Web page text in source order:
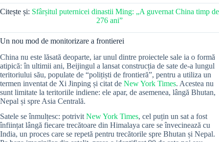
Citește și: Sfârșitul puternicei dinastii Ming: „A guvernat China timp de
276 ani”
Un nou mod de monitorizare a frontierei
China nu este lăsată deoparte, iar unul dintre proiectele sale ia o formă
atipică: în ultimii ani, Beijingul a lansat construcția de sate de-a lungul
teritoriului său, populate de “polițiști de frontieră”, pentru a utiliza un
termen inventat de Xi Jinping și citat de New York Times. Acestea nu
sunt limitate la teritoriile indiene: ele apar, de asemenea, lângă Bhutan,
Nepal și spre Asia Centrală.
Satele se înmulțesc: potrivit New York Times, cel puțin un sat a fost
înființat lângă fiecare trecătoare din Himalaya care se învecinează cu
India, un proces care se repetă pentru trecătorile spre Bhutan și Nepal.